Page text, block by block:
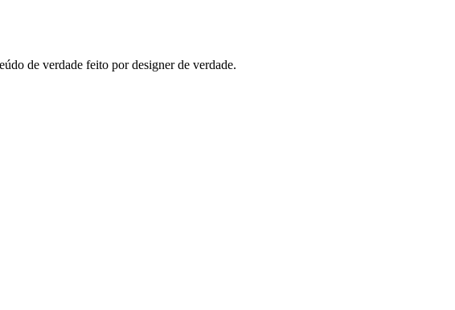
de verdade feito por designer de verdade.